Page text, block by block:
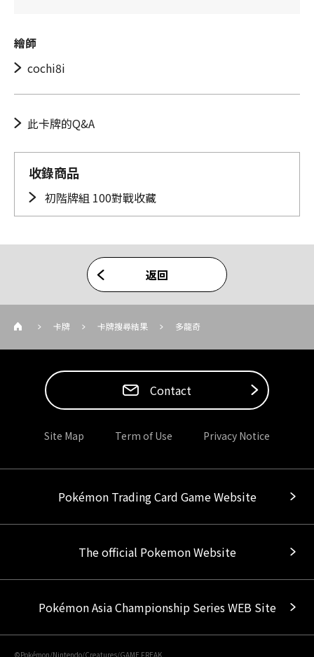
繪師
cochi8i
此卡牌的Q&A
收錄商品
初階牌組 100對戰收藏
返回
卡牌 卡牌搜尋結果 多龍奇
Contact
Site Map Term of Use Privacy Notice
Pokémon Trading Card Game Website
The official Pokemon Website
Pokémon Asia Championship Series WEB Site
©Pokémon/Nintendo/Creatures/GAME FREAK